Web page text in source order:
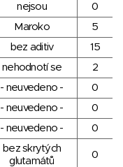
nejsou
0
Maroko
5
bez aditiv
15
nehodnotí se
2
- neuvedeno -
0
- neuvedeno -
0
- neuvedeno - 0
bez skrytých
glutamátů
0